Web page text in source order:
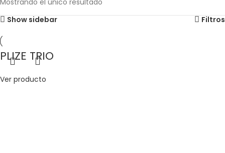
Mostrando el único resultado
Show sidebar
Filtros
PLIZE TRIO
Ver producto